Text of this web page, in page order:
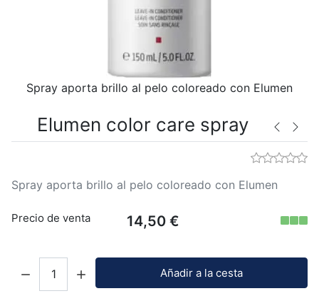
Spray aporta brillo al pelo coloreado con Elumen
Elumen color care spray
Spray aporta brillo al pelo coloreado con Elumen
Precio de venta 14,50 €
Añadir a la cesta